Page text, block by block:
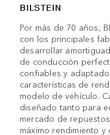
BILSTEIN
Por más de 70 años,
con los principales
desarrollar
de conducción
confiables y
características de
modelo de vehículo.
diseñado tanto para
mercado de
máximo rendimiento